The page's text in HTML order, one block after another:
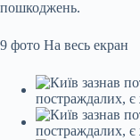
пошкоджень.
9 фото На весь екран